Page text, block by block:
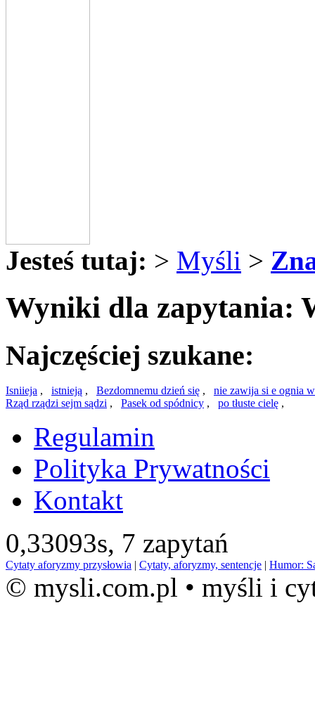
Jesteś tutaj: > Myśli >
Wyniki dla zapytania:
Najczęściej szukane:
Isniieja , istnieją , Bezdomnemu dzień się , nie zawija si e ognia
Rząd rządzi sejm sądzi , Pasek od spódnicy , po tłuste cielę ,
Regulamin
Polityka Prywatności
Kontakt
0,33093s, 7 zapytań
Cytaty aforyzmy przysłowia | Cytaty, aforyzmy, sentencje | Humor:
© mysli.com.pl • myśli i